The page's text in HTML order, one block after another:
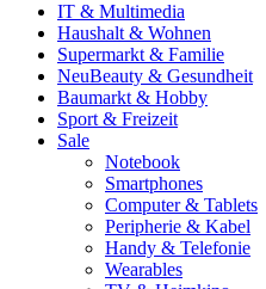
IT & Multimedia
Haushalt & Wohnen
Supermarkt & Familie
NeuBeauty & Gesundheit
Baumarkt & Hobby
Sport & Freizeit
Sale
Notebook
Smartphones
Computer & Tablets
Peripherie & Kabel
Handy & Telefonie
Wearables